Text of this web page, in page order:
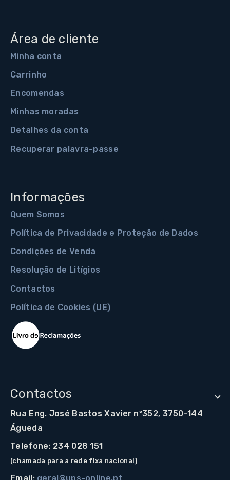
Área de cliente
Minha conta
Carrinho
Encomendas
Minhas moradas
Detalhes da conta
Recuperar palavra-passe
Informações
Quem Somos
Política de Privacidade e Proteção de Dados
Condições de Venda
Resolução de Litígios
Contactos
Política de Cookies (UE)
Contactos
Rua Eng. José Bastos Xavier nº352, 3750-144
Águeda
Telefone: 234 028 151
(chamada para a rede fixa nacional)